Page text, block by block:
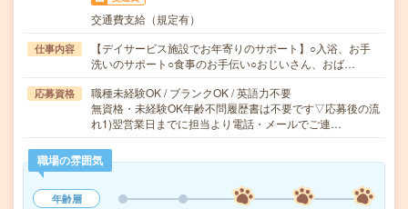
交通費支給（規定有）
仕事内容
【デイサービス施設でお年寄りのサポート】○入浴、お手
洗いのサポート○食事のお手伝い○おじいさん、おば…
応募資格
職種未経験OK / ブランクOK / 英語力不要
無資格・未経験OK年齢不問履歴書は不要です▽応募後の流
れ1)翌営業日までに担当より電話・メールでご連…
職場の雰囲気
年齢層